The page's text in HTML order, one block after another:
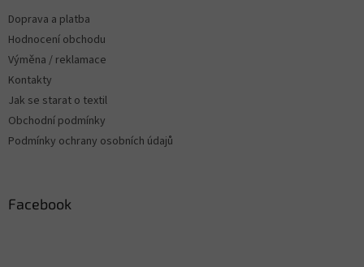
Doprava a platba
Hodnocení obchodu
Výměna / reklamace
Kontakty
Jak se starat o textil
Obchodní podmínky
Podmínky ochrany osobních údajů
Facebook